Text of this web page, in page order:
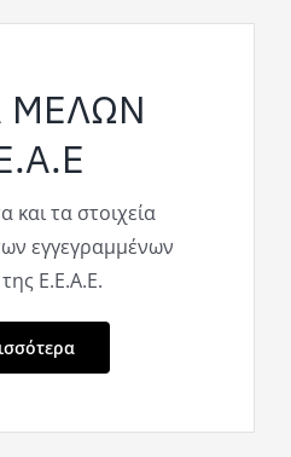
ΜΕΛΩΝ
και τα στοιχεία
εγγεγραμμένων
Ε.Ε.Α.Ε.